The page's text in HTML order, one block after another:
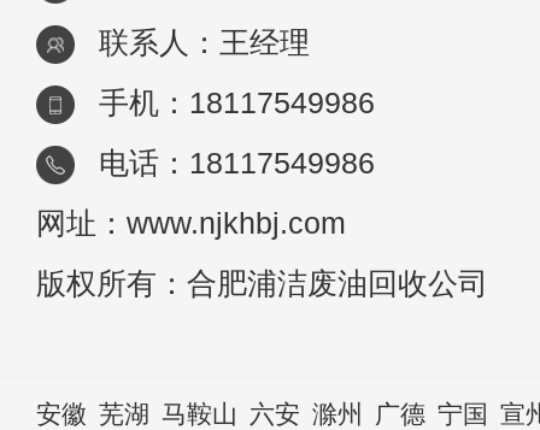
联系人：王经理
手机：18117549986
电话：18117549986
网址：www.njkhbj.com
版权所有：合肥浦洁废油回收公司
安徽 芜湖 马鞍山 六安 滁州 广德 宁国 宣